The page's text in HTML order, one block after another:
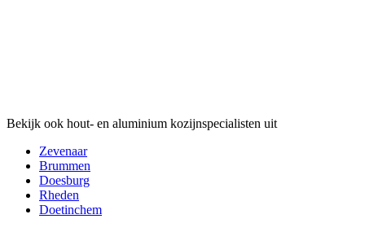
Bekijk ook hout- en aluminium kozijnspecialisten uit
Zevenaar
Brummen
Doesburg
Rheden
Doetinchem